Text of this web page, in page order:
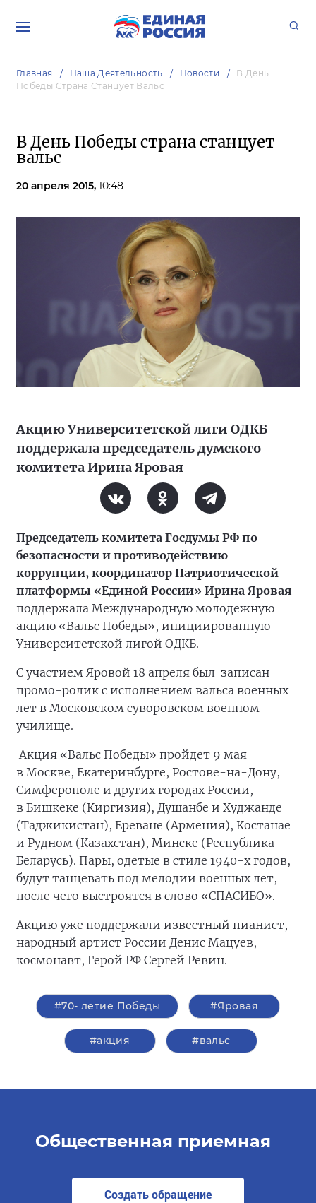
Главная Наша Деятельность Новости
В День
Победы Страна Станцует Вальс
В День Победы страна станцует
вальс
20 апреля 2015, 10:48
Акцию Университетской лиги ОДКБ
поддержала председатель думского
комитета Ирина Яровая
Председатель комитета Госдумы РФ по
безопасности и противодействию
коррупции, координатор Патриотической
платформы «Единой России» Ирина Яровая
поддержала Международную молодежную
акцию «Вальс Победы», инициированную
Университетской лигой ОДКБ.
С участием Яровой 18 апреля был записан
промо-ролик с исполнением вальса военных
лет в Московском суворовском военном
училище.
Акция «Вальс Победы» пройдет 9 мая
в Москве, Екатеринбурге, Ростове-на-Дону,
Симферополе и других городах России,
в Бишкеке (Киргизия), Душанбе и Худжанде
(Таджикистан), Ереване (Армения), Костанае
и Рудном (Казахстан), Минске (Республика
Беларусь). Пары, одетые в стиле 1940-х годов,
будут танцевать под мелодии военных лет,
после чего выстроятся в слово «СПАСИБО».
Акцию уже поддержали известный пианист,
народный артист России Денис Мацуев,
космонавт, Герой РФ Сергей Ревин.
#70- летие Победы #Яровая
#акция #вальс
Общественная приемная
Создать обращение